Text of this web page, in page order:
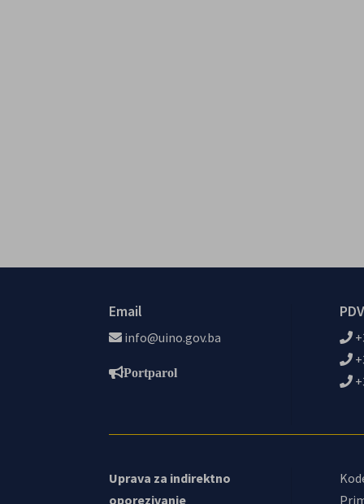
Email
info@uino.gov.ba
Portparol
Uprava za indirektno
oporezivanje